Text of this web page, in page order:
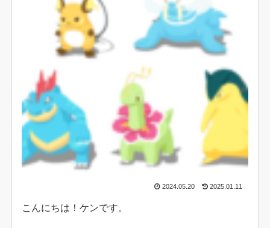
2024.05.20 2025.01.11
こんにちは！ケンです。